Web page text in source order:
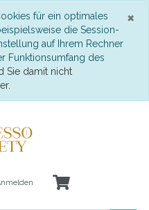
×
für ein optimales
die Session-
auf Ihrem Rechner
Funktionsumfang des
Sie damit nicht